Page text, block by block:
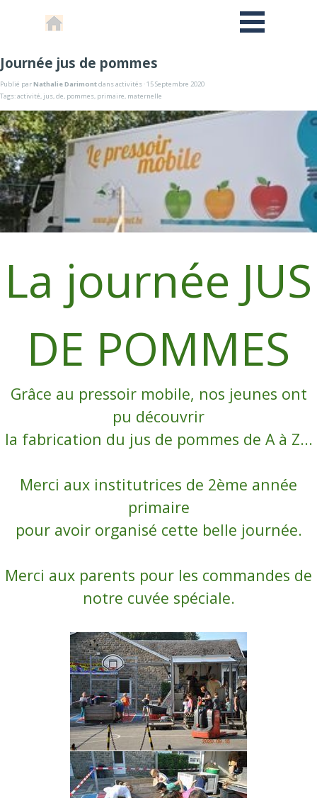
Journée jus de pommes
Publié parNathalie Darimontdansactivités · 15 Septembre 2020
Tags:activité, jus,de, pommes, primaire, maternelle
La journée JUS
DE POMMES
Grâce au pressoir mobile, nos jeunes ont
pu découvrir
la fabrication du jus de pommes de A à Z...
Merci aux institutrices de 2ème année
primaire
pour avoir organisé cette belle journée.
Merci aux parents pour les commandes de
notre cuvée spéciale.